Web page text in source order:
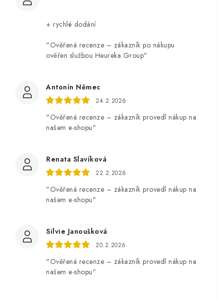
+ rychlé dodání
"Ověřená recenze – zákazník po nákupu
ověřen službou Heureka Group"
Antonín Němec
24.2.2026
"Ověřená recenze – zákazník provedl nákup na
našem e-shopu"
Renata Slavíková
22.2.2026
"Ověřená recenze – zákazník provedl nákup na
našem e-shopu"
Silvie Janoušková
20.2.2026
"Ověřená recenze – zákazník provedl nákup na
našem e-shopu"